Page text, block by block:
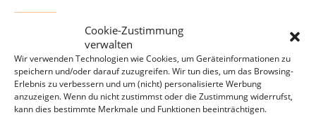
Cookie-Zustimmung
verwalten
Wir verwenden Technologien wie Cookies, um Geräteinformationen zu
speichern und/oder darauf zuzugreifen. Wir tun dies, um das Browsing-
Erlebnis zu verbessern und um (nicht) personalisierte Werbung
anzuzeigen. Wenn du nicht zustimmst oder die Zustimmung widerrufst,
kann dies bestimmte Merkmale und Funktionen beeinträchtigen.
Das Hofgut Grimm lädt zum Urlaub beim Winzer in
Franken ein. Fussläufig zur pittoresken Stadt Külsheim
bietet der Weinbaubetrieb uns als Landvergnügen-Gäste …
MEHR LESEN